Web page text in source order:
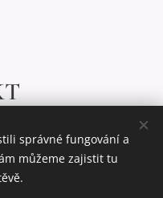
správné fungování a
můžeme zajistit tu